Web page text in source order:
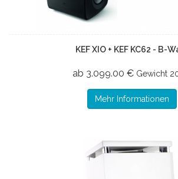
KEF XIO + KEF KC62 - B-
ab 3.099.00 € Gewicht
Mehr Informationen